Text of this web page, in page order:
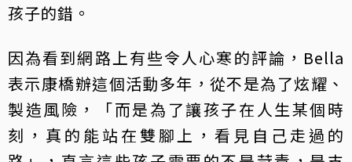
孩子的錯。
因為看到網路上有些令人心寒的評論，Bella
表示康橋辦這個活動多年，從不是為了炫耀、
製造風險，「而是為了讓孩子在人生某個時
刻，真的能站在雙腳上，看見自己走過的